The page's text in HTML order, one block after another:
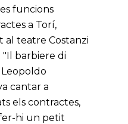
funcions
a Torí,
al teatre Costanzi
"Il barbiere di
cantar a
els contractes,
hi un petit